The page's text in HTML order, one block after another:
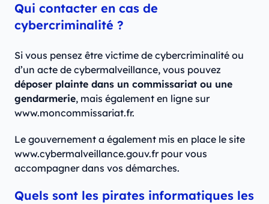
Qui contacter en cas de
cybercriminalité ?
Si vous pensez être victime de cybercriminalité ou
d’un acte de cybermalveillance, vous pouvez
déposer plainte dans un commissariat ou une
gendarmerie, mais également en ligne sur
www.moncommissariat.fr.
Le gouvernement a également mis en place le site
www.cybermalveillance.gouv.fr pour vous
accompagner dans vos démarches.
Quels sont les pirates informatiques les